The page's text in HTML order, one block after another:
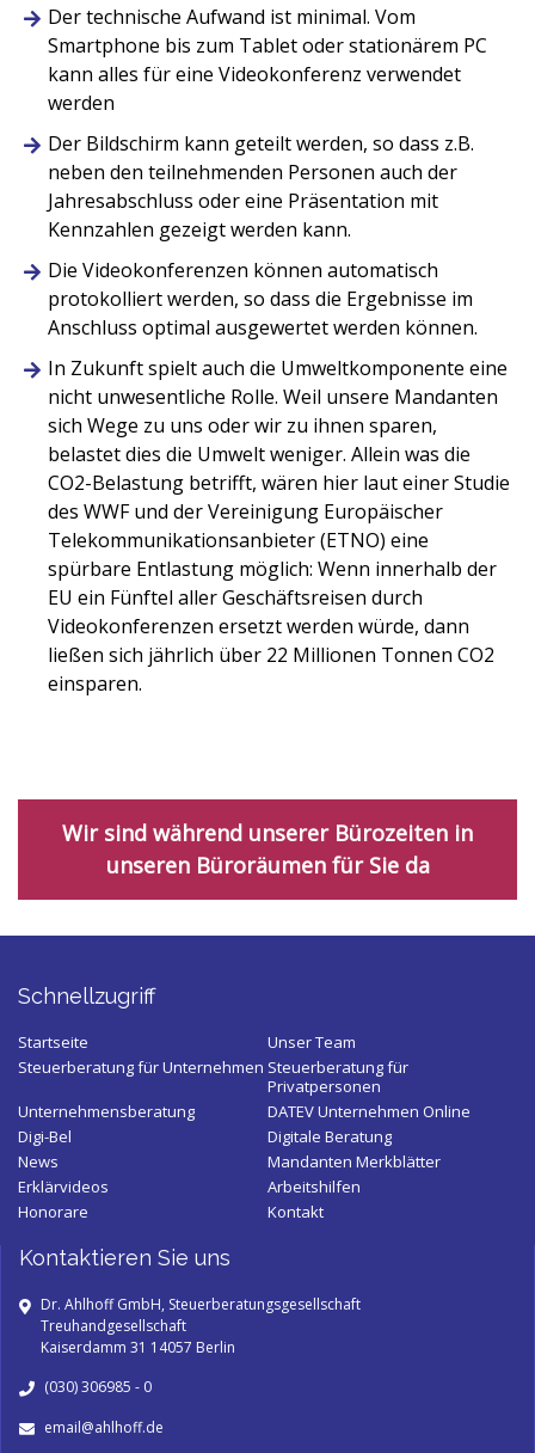
Der technische Aufwand ist minimal. Vom
Smartphone bis zum Tablet oder stationärem PC
kann alles für eine Videokonferenz verwendet
werden
Der Bildschirm kann geteilt werden, so dass z.B.
neben den teilnehmenden Personen auch der
Jahresabschluss oder eine Präsentation mit
Kennzahlen gezeigt werden kann.
Die Videokonferenzen können automatisch
protokolliert werden, so dass die Ergebnisse im
Anschluss optimal ausgewertet werden können.
In Zukunft spielt auch die Umweltkomponente eine
nicht unwesentliche Rolle. Weil unsere Mandanten
sich Wege zu uns oder wir zu ihnen sparen,
belastet dies die Umwelt weniger. Allein was die
CO2-Belastung betrifft, wären hier laut einer Studie
des WWF und der Vereinigung Europäischer
Telekommunikationsanbieter (ETNO) eine
spürbare Entlastung möglich: Wenn innerhalb der
EU ein Fünftel aller Geschäftsreisen durch
Videokonferenzen ersetzt werden würde, dann
ließen sich jährlich über 22 Millionen Tonnen CO2
einsparen.
Wir sind während unserer Bürozeiten in
unseren Büroräumen für Sie da
Schnellzugriff
Startseite
Unser Team
Steuerberatung für Unternehmen Steuerberatung für
Privatpersonen
Unternehmensberatung
DATEV Unternehmen Online
Digi-Bel
Digitale Beratung
News
Mandanten Merkblätter
Erklärvideos
Arbeitshilfen
Honorare
Kontakt
Kontaktieren Sie uns
Dr. Ahlhoff GmbH, Steuerberatungsgesellschaft
Treuhandgesellschaft
Kaiserdamm 31 14057 Berlin
(030) 306985 - 0
email@ahlhoff.de